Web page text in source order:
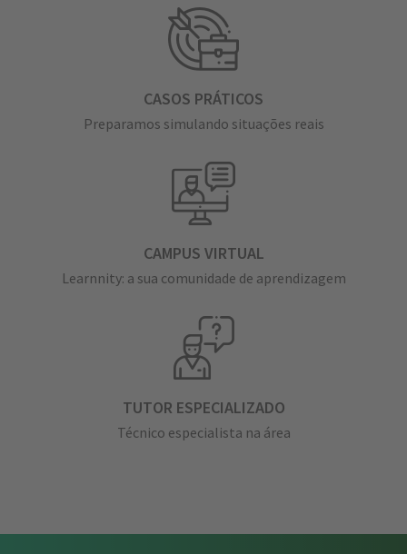
CASOS PRÁTICOS
Preparamos simulando situações reais
CAMPUS VIRTUAL
Learnnity: a sua comunidade de aprendizagem
TUTOR ESPECIALIZADO
Técnico especialista na área